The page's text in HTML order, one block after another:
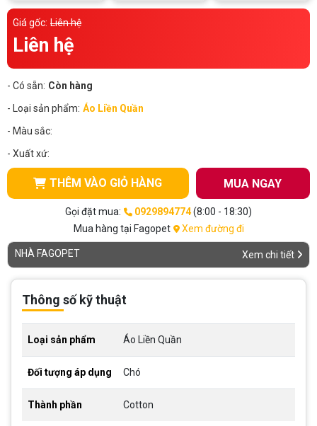
Giá gốc: Liên hệ
Liên hệ
- Có sẵn: Còn hàng
- Loại sản phẩm: Áo Liền Quần
- Màu sắc:
- Xuất xứ:
THÊM VÀO GIỎ HÀNG MUA NGAY
Gọi đặt mua: 0929894774(8:00 - 18:30)
Mua hàng tại Fagopet
Xem đường đi
NHÀ FAGOPET Xem chi tiết
Thông số kỹ thuật
Loại sản phẩm Áo Liền Quần
Đối tượng áp dụng Chó
Thành phần Cotton